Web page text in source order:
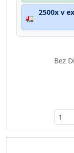
🚛
2500x v
Bez